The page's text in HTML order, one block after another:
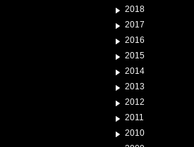
2018
2017
2016
2015
2014
2013
2012
2011
2010